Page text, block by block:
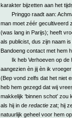
karakter bijzetten aan het
Pringgo raadt aan:
man moet zéér gecultiveerd
(was lang in Parijs); heeft
als publicist, dus zijn naam is
Bandoeng contact met hem
Ik heb Verhoeven op de
aangezien èn jij èn ik
(Bep vond zelfs dat het niet
heb hem gezegd dat wij
makkelijk ‘binnen schot’
als hij in de redactiezat; hij
natuurlijk geheel voor hem